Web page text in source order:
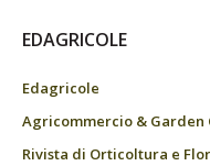
EDAGRICOLE
Edagricole
Agricommercio & Garden
Rivista di Orticoltura e